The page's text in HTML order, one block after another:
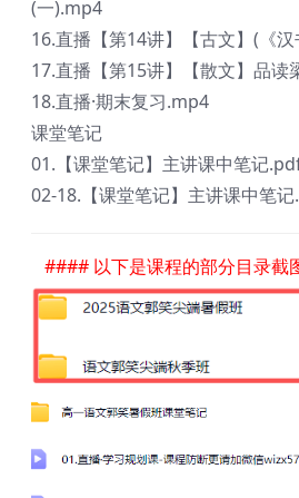
(一).mp4
16.直播【第14讲】【古文】(《
17.直播【第15讲】【散文】品读
18.直播·期末复习.mp4
课堂笔记
01.【课堂笔记】主讲课中笔记
02-18.【课堂笔记】主讲课中笔
#### 以下是课程的部分目录